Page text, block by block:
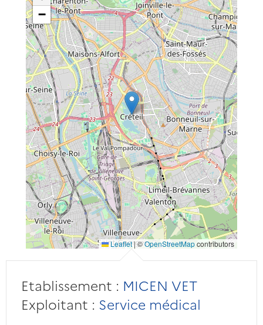
−
Leaflet|©OpenStreetMapcontributors
Etablissement : MICEN VET
Exploitant : Service médical